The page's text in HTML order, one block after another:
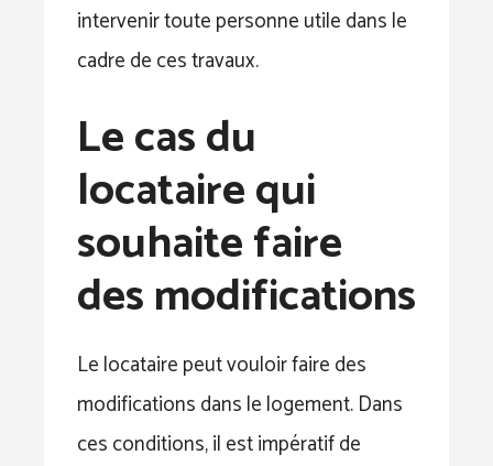
intervenir toute personne utile dans le
cadre de ces travaux.
Le cas du
locataire qui
souhaite faire
des modifications
Le locataire peut vouloir faire des
modifications dans le logement. Dans
ces conditions, il est impératif de